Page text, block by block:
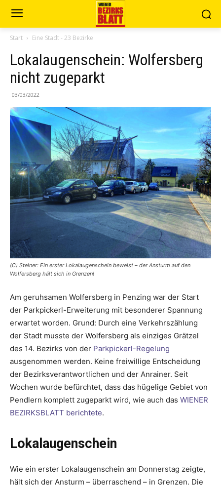
Start Eine Stadt - 23 Bezirke
Lokalaugenschein: Wolfersberg
nicht zugeparkt
03/03/2022
(C) Steiner: Ein erster Lokalaugenschein beweist – der Ansturm auf den
Wolfersberg hält sich in Grenzen!
Am geruhsamen Wolfersberg in Penzing war der Start
der Parkpickerl-Erweiterung mit besonderer Spannung
erwartet worden. Grund: Durch eine Verkehrszählung
der Stadt musste der Wolfersberg als einziges Grätzel
des 14. Bezirks von der Parkpickerl-Regelung
ausgenommen werden. Keine freiwillige Entscheidung
der Bezirksverantwortlichen und der Anrainer. Seit
Wochen wurde befürchtet, dass das hügelige Gebiet von
Pendlern komplett zugeparkt wird, wie auch das WIENER
BEZIRKSBLATT berichtete.
Lokalaugenschein
Wie ein erster Lokalaugenschein am Donnerstag zeigte,
hält sich der Ansturm – überraschend – in Grenzen. Die